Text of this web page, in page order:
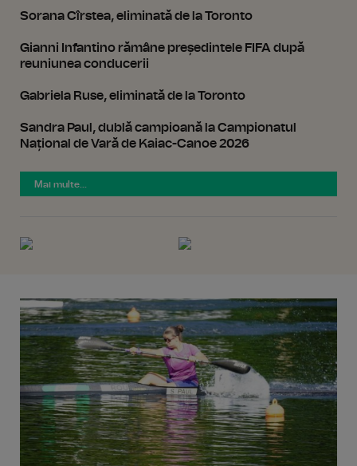
Sorana Cîrstea, eliminată de la Toronto
Gianni Infantino rămâne președintele FIFA după
reuniunea conducerii
Gabriela Ruse, eliminată de la Toronto
Sandra Paul, dublă campioană la Campionatul
Național de Vară de Kaiac-Canoe 2026
Mai multe...